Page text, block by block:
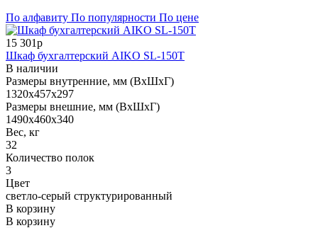
По алфавиту По популярности По цене
15 301р
Шкаф бухгалтерский AIKO SL-150Т
В наличии
Размеры внутренние, мм (ВхШхГ)
1320x457x297
Размеры внешние, мм (ВхШхГ)
1490x460x340
Вес, кг
32
Количество полок
3
Цвет
светло-серый структурированный
В корзину
В корзину